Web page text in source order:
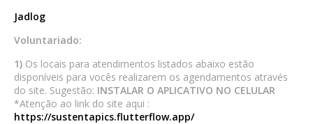
Jadlog
Voluntariado:
1) Os locais para atendimentos listados abaixo estão
disponíveis para vocês realizarem os agendamentos através
do site. Sugestão: INSTALAR O APLICATIVO NO CELULAR
*Atenção ao link do site aqui :
https://sustentapics.flutterflow.app/